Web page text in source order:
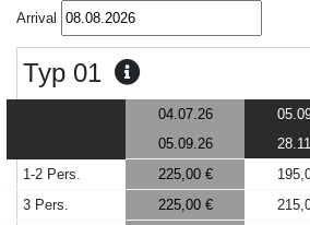
Arrival
Typ 01
04.07.26
05.09.26
1-2 Pers.
225,00 €
3 Pers.
225,00 €